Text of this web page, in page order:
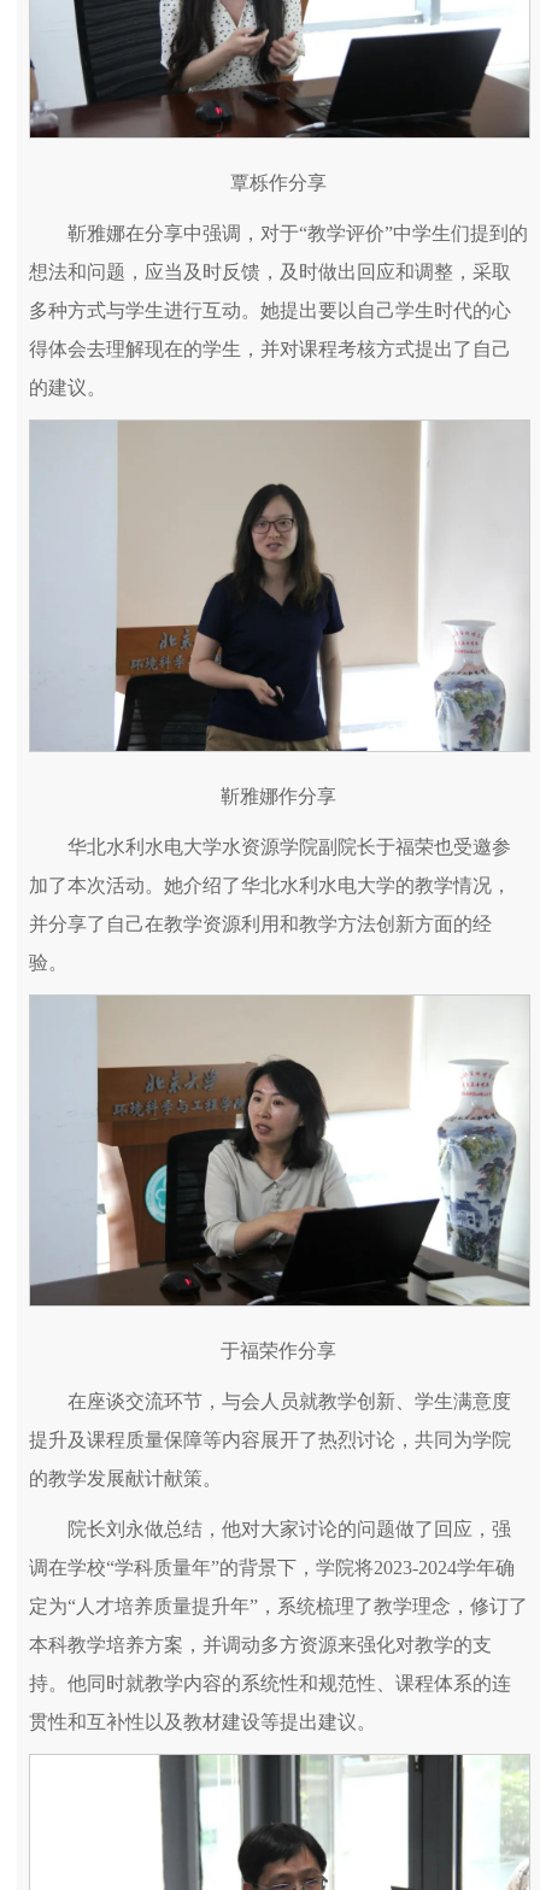
覃栎作分享
靳雅娜在分享中强调，对于“教学评价”中学生们提到的
想法和问题，应当及时反馈，及时做出回应和调整，采取
多种方式与学生进行互动。她提出要以自己学生时代的心
得体会去理解现在的学生，并对课程考核方式提出了自己
的建议。
靳雅娜作分享
华北水利水电大学水资源学院副院长于福荣也受邀参
加了本次活动。她介绍了华北水利水电大学的教学情况，
并分享了自己在教学资源利用和教学方法创新方面的经
验。
于福荣作分享
在座谈交流环节，与会人员就教学创新、学生满意度
提升及课程质量保障等内容展开了热烈讨论，共同为学院
的教学发展献计献策。
院长刘永做总结，他对大家讨论的问题做了回应，强
调在学校“学科质量年”的背景下，学院将2023-2024学年确
定为“人才培养质量提升年”，系统梳理了教学理念，修订了
本科教学培养方案，并调动多方资源来强化对教学的支
持。他同时就教学内容的系统性和规范性、课程体系的连
贯性和互补性以及教材建设等提出建议。